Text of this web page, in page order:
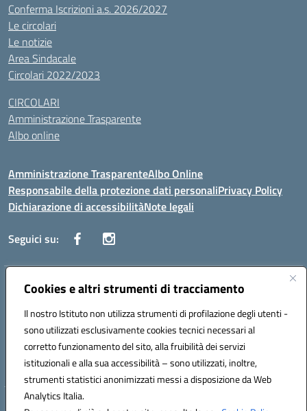
Cookies e altri strumenti di tracciamento
Il nostro Istituto non utilizza strumenti di profilazione degli utenti -
sono utilizzati esclusivamente cookies tecnici necessari al
corretto funzionamento del sito, alla fruibilità dei servizi
istituzionali e alla sua accessibilità – sono utilizzati, inoltre,
strumenti statistici anonimizzati messi a disposizione da Web
Analytics Italia.
Conferma Iscrizioni a.s. 2026/2027
Le circolari
Le notizie
Area Sindacale
Circolari 2022/2023
CIRCOLARI
Amministrazione Trasparente
Albo online
Amministrazione TrasparenteAlbo Online
Responsabile della protezione dati personaliPrivacy Policy
Dichiarazione di accessibilitàNote legali
Seguici su:
Indirizzo:Corso Vittorio Emanuele, 27 90133 - Palermo
Posta elettronica certificata (PEC):pais03600r@pec.istruzione.it
Codice fiscale: 97308550827
Codice meccanografico: PAIS03600R
Hosting & Powered by 3D Solution S.r.l.